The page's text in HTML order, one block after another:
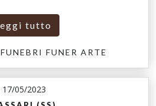
tutto
FUNER ARTE
17/05/2023